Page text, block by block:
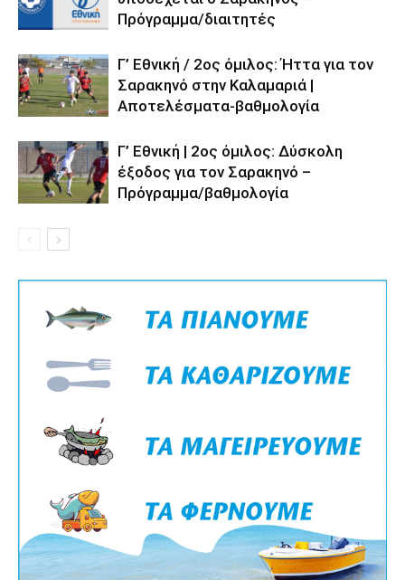
Πρόγραμμα/διαιτητές
Γ’ Εθνική / 2ος όμιλος: Ήττα για τον
Σαρακηνό στην Καλαμαριά |
Αποτελέσματα-βαθμολογία
Γ’ Εθνική | 2ος όμιλος: Δύσκολη
έξοδος για τον Σαρακηνό –
Πρόγραμμα/βαθμολογία